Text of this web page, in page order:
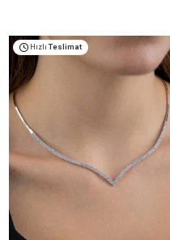
Hızlı Teslimat